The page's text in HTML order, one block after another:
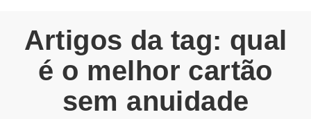
Artigos da tag: qual
é o melhor cartão
sem anuidade